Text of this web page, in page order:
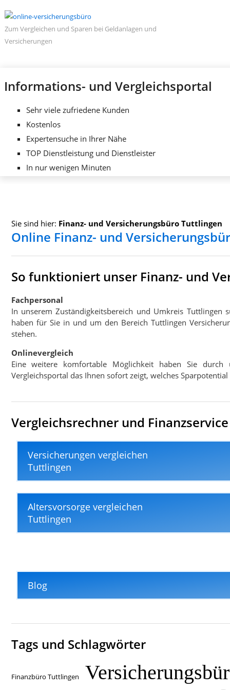
Zum Vergleichen und Sparen bei Geldanlagen und
Versicherungen
Informations- und Vergleichsportal
Sehr viele zufriedene Kunden
Kostenlos
Expertensuche in Ihrer Nähe
TOP Dienstleistung und Dienstleister
In nur wenigen Minuten
Sie sind hier: Finanz- und Versicherungsbüro Tuttlingen
Online Finanz- und
So funktioniert unser Finanz- und
Fachpersonal
In unserem Zuständigkeitsbereich und Umkreis Tuttlingen
haben für Sie in und um den Bereich Tuttlingen
stehen.
Onlinevergleich
Eine weitere komfortable Möglichkeit haben Sie
Vergleichsportal das Ihnen sofort zeigt, welches
Vergleichsrechner und
Versicherungen vergleichen
Tuttlingen
Altersvorsorge vergleichen
Tuttlingen
Blog
Tags und Schlagwörter
Finanzbüro Tuttlingen